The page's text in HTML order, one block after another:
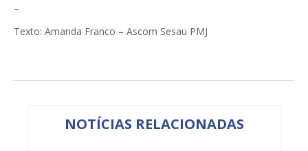
–
Texto: Amanda Franco – Ascom Sesau PMJ
NOTÍCIAS RELACIONADAS